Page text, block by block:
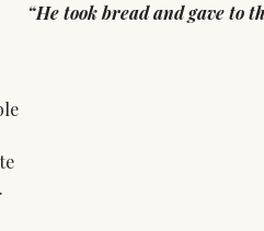
“He took bread and gave to